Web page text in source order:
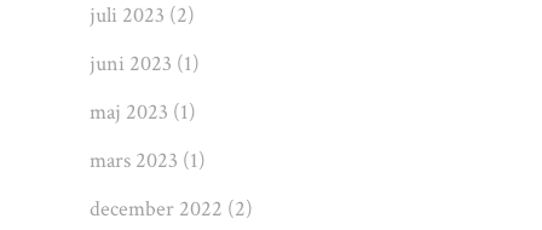
juli 2023 (2)
juni 2023 (1)
maj 2023 (1)
mars 2023 (1)
december 2022 (2)